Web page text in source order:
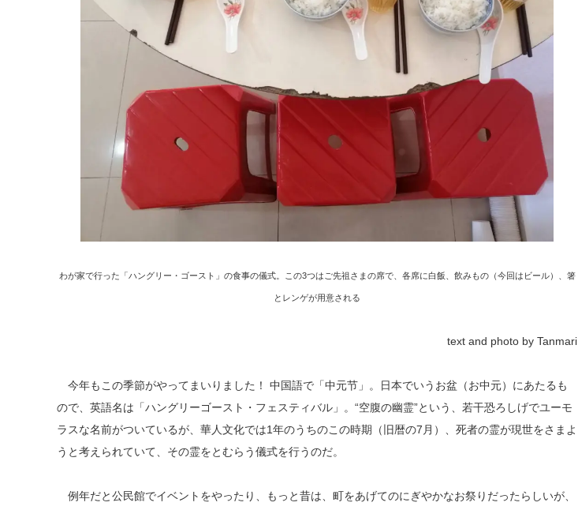
わが家で行った「ハングリー・ゴースト」の食事の儀式。この3つはご先祖さまの席で、各席に白飯、飲みもの（今回はビール）、箸
とレンゲが用意される
text and photo by Tanmari
今年もこの季節がやってまいりました！ 中国語で「中元节」。日本でいうお盆（お中元）にあたるも
ので、英語名は「ハングリーゴースト・フェスティバル」。“空腹の幽霊”という、若干恐ろしげでユーモ
ラスな名前がついているが、華人文化では1年のうちのこの時期（旧暦の7月）、死者の霊が現世をさまよ
うと考えられていて、その霊をとむらう儀式を行うのだ。
例年だと公民館でイベントをやったり、もっと昔は、町をあげてのにぎやかなお祭りだったらしいが、